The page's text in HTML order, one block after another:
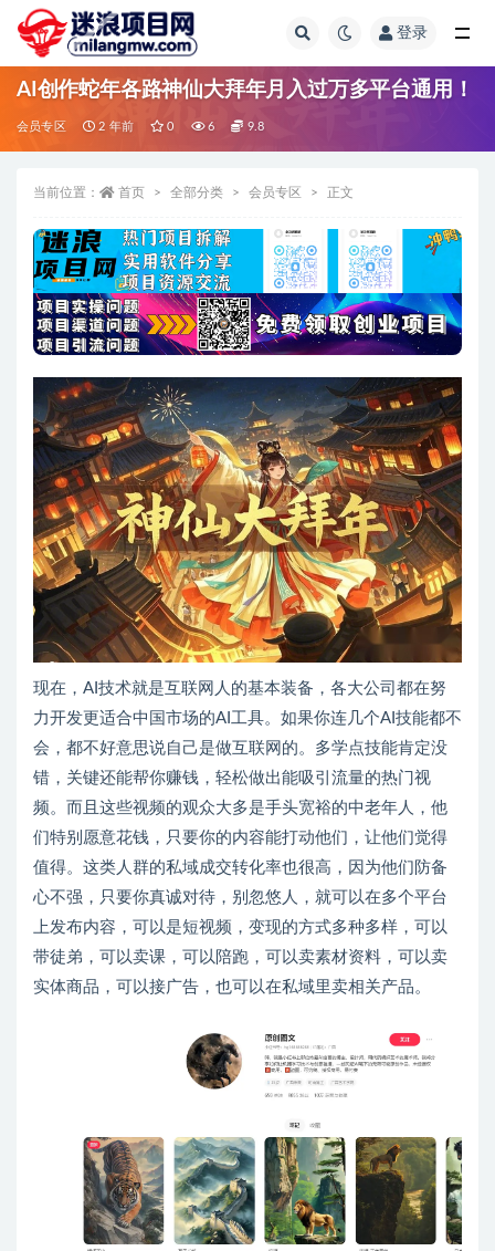
登录
AI创作蛇年各路神仙大拜年月入过万多平台通用！
会员专区 2 年前 0 6 9.8
当前位置： 首页 全部分类 会员专区 正文
现在，AI技术就是互联网人的基本装备，各大公司都在努
力开发更适合中国市场的AI工具。如果你连几个AI技能都不
会，都不好意思说自己是做互联网的。多学点技能肯定没
错，关键还能帮你赚钱，轻松做出能吸引流量的热门视
频。而且这些视频的观众大多是手头宽裕的中老年人，他
们特别愿意花钱，只要你的内容能打动他们，让他们觉得
值得。这类人群的私域成交转化率也很高，因为他们防备
心不强，只要你真诚对待，别忽悠人，就可以在多个平台
上发布内容，可以是短视频，变现的方式多种多样，可以
带徒弟，可以卖课，可以陪跑，可以卖素材资料，可以卖
实体商品，可以接广告，也可以在私域里卖相关产品。
全部